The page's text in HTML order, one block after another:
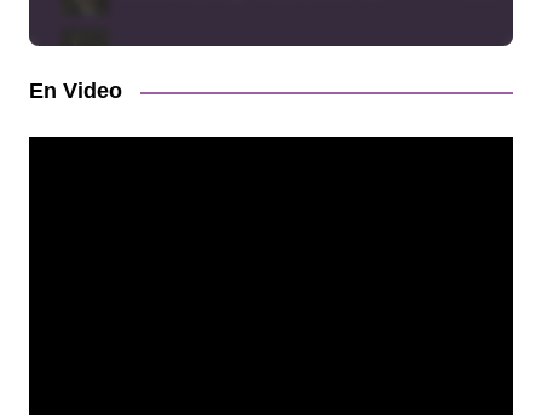
En Video